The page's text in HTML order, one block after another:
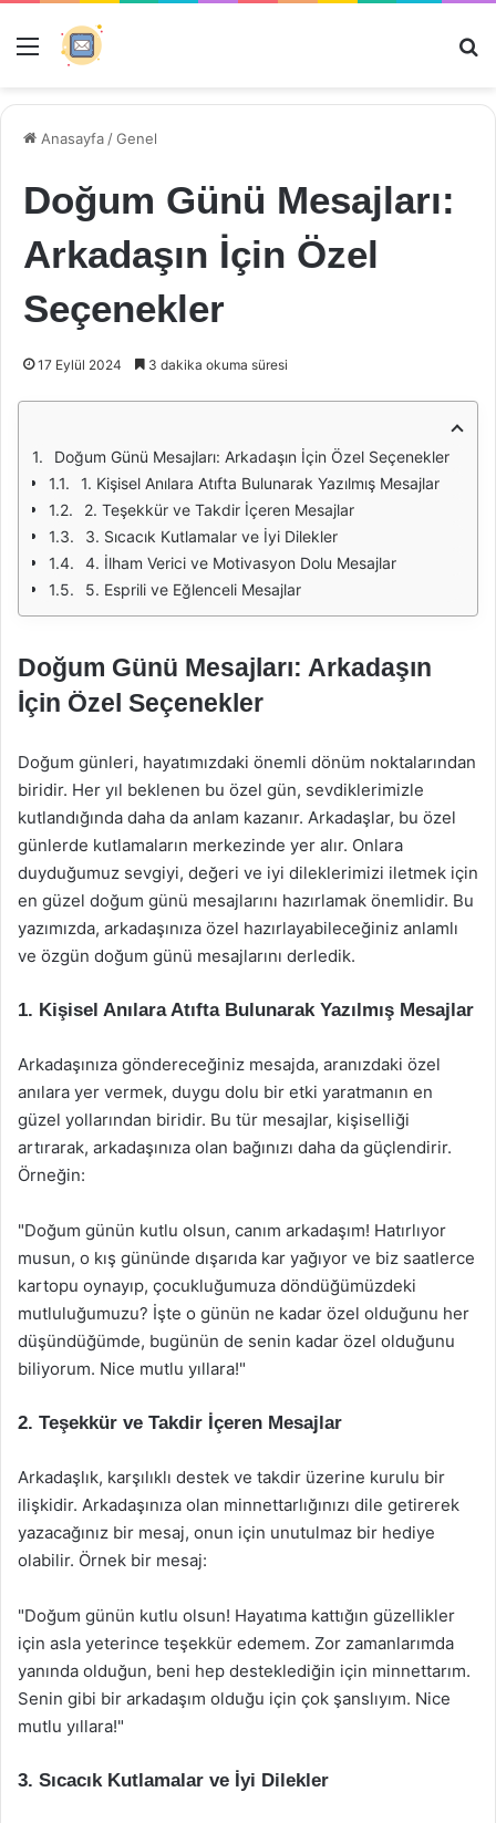
Menü
Anasayfa /Genel
Doğum Günü Mesajları:
Arkadaşın İçin Özel
Seçenekler
17 Eylül 2024 3 dakika okuma süresi
Doğum Günü Mesajları: Arkadaşın İçin Özel Seçenekler
1. Kişisel Anılara Atıfta Bulunarak Yazılmış Mesajlar
2. Teşekkür ve Takdir İçeren Mesajlar
3. Sıcacık Kutlamalar ve İyi Dilekler
4. İlham Verici ve Motivasyon Dolu Mesajlar
5. Esprili ve Eğlenceli Mesajlar
Doğum Günü Mesajları: Arkadaşın
İçin Özel Seçenekler
Doğum günleri, hayatımızdaki önemli dönüm noktalarından
biridir. Her yıl beklenen bu özel gün, sevdiklerimizle
kutlandığında daha da anlam kazanır. Arkadaşlar, bu özel
günlerde kutlamaların merkezinde yer alır. Onlara
duyduğumuz sevgiyi, değeri ve iyi dileklerimizi iletmek için
en güzel doğum günü mesajlarını hazırlamak önemlidir. Bu
yazımızda, arkadaşınıza özel hazırlayabileceğiniz anlamlı
ve özgün doğum günü mesajlarını derledik.
1. Kişisel Anılara Atıfta Bulunarak Yazılmış Mesajlar
Arkadaşınıza göndereceğiniz mesajda, aranızdaki özel
anılara yer vermek, duygu dolu bir etki yaratmanın en
güzel yollarından biridir. Bu tür mesajlar, kişiselliği
artırarak, arkadaşınıza olan bağınızı daha da güçlendirir.
Örneğin:
"Doğum günün kutlu olsun, canım arkadaşım! Hatırlıyor
musun, o kış gününde dışarıda kar yağıyor ve biz saatlerce
kartopu oynayıp, çocukluğumuza döndüğümüzdeki
mutluluğumuzu? İşte o günün ne kadar özel olduğunu her
düşündüğümde, bugünün de senin kadar özel olduğunu
biliyorum. Nice mutlu yıllara!"
2. Teşekkür ve Takdir İçeren Mesajlar
Arkadaşlık, karşılıklı destek ve takdir üzerine kurulu bir
ilişkidir. Arkadaşınıza olan minnettarlığınızı dile getirerek
yazacağınız bir mesaj, onun için unutulmaz bir hediye
olabilir. Örnek bir mesaj:
"Doğum günün kutlu olsun! Hayatıma kattığın güzellikler
için asla yeterince teşekkür edemem. Zor zamanlarımda
yanında olduğun, beni hep desteklediğin için minnettarım.
Senin gibi bir arkadaşım olduğu için çok şanslıyım. Nice
mutlu yıllara!"
3. Sıcacık Kutlamalar ve İyi Dilekler